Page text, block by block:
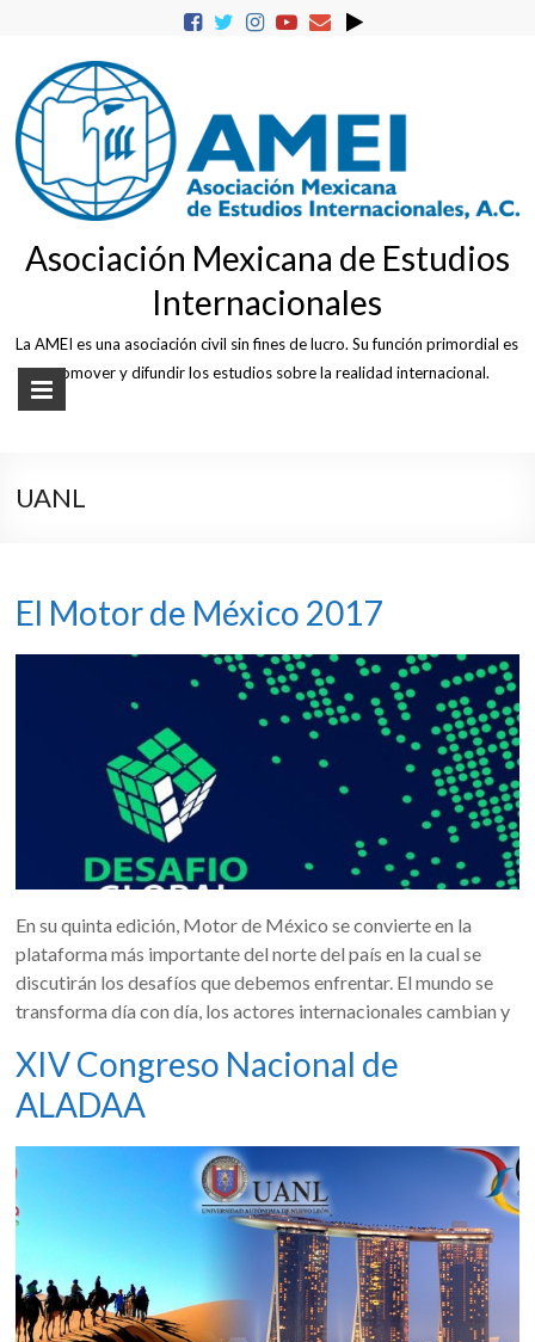
Asociación Mexicana de Estudios
Internacionales
La AMEI es una asociación civil sin fines de lucro. Su función primordial es
promover y difundir los estudios sobre la realidad internacional.
UANL
El Motor de México 2017
En su quinta edición, Motor de México se convierte en la
plataforma más importante del norte del país en la cual se
discutirán los desafíos que debemos enfrentar. El mundo se
transforma día con día, los actores internacionales cambian y
XIV Congreso Nacional de
ALADAA